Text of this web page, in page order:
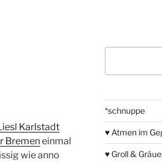
Karlstadt
Bremeneinmal
wie anno
*schnuppe
♥ Atmen im
♥ Groll &